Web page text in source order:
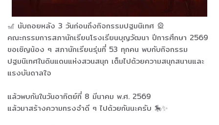
🎢 นับถอยหลัง 3 วันก่อนถึงกิจกรรมปฐมนิเทศ 🎡
คณะกรรมการสภานักเรียนโรงเรียนบุญวัฒนา ปีการศึกษา 2569
ขอเชิญน้อง ๆ สภานักเรียนรุ่นที่ 53 ทุกคน พบกับกิจกรรม
ปฐมนิเทศในดินแดนแห่งสวนสนุก เต็มไปด้วยความสนุกสนานและ
แรงบันดาลใจ
แล้วพบกันในวันอาทิตย์ที่ 8 มีนาคม พ.ศ. 2569
แล้วมาสร้างความทรงจำดี ๆ ไปด้วยกันนะครับ 🎠✨